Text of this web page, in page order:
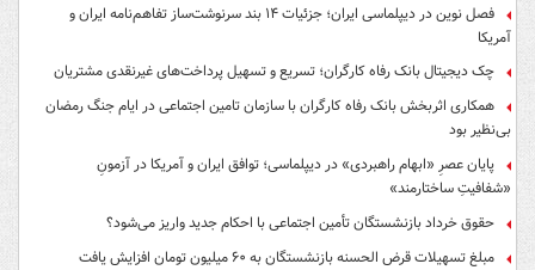
فصل نوین در دیپلماسی ایران؛ جزئیات ۱۴ بند سرنوشت‌ساز تفاهم‌نامه ایران و
آمریکا
چک دیجیتال بانک رفاه کارگران؛ تسریع و تسهیل پرداخت‌های غیرنقدی مشتریان
همکاری اثربخش بانک رفاه کارگران با سازمان تامین اجتماعی در ایام جنگ رمضان
بی‌نظیر بود
پایان عصرِ «ابهام راهبردی» در دیپلماسی؛ توافق ایران و آمریکا در آزمونِ
«شفافیتِ ساختارمند»
حقوق خرداد بازنشستگان تأمین اجتماعی با احکام جدید واریز می‌شود؟
مبلغ تسهیلات قرض الحسنه بازنشستگان به ۶۰ میلیون تومان افزایش یافت